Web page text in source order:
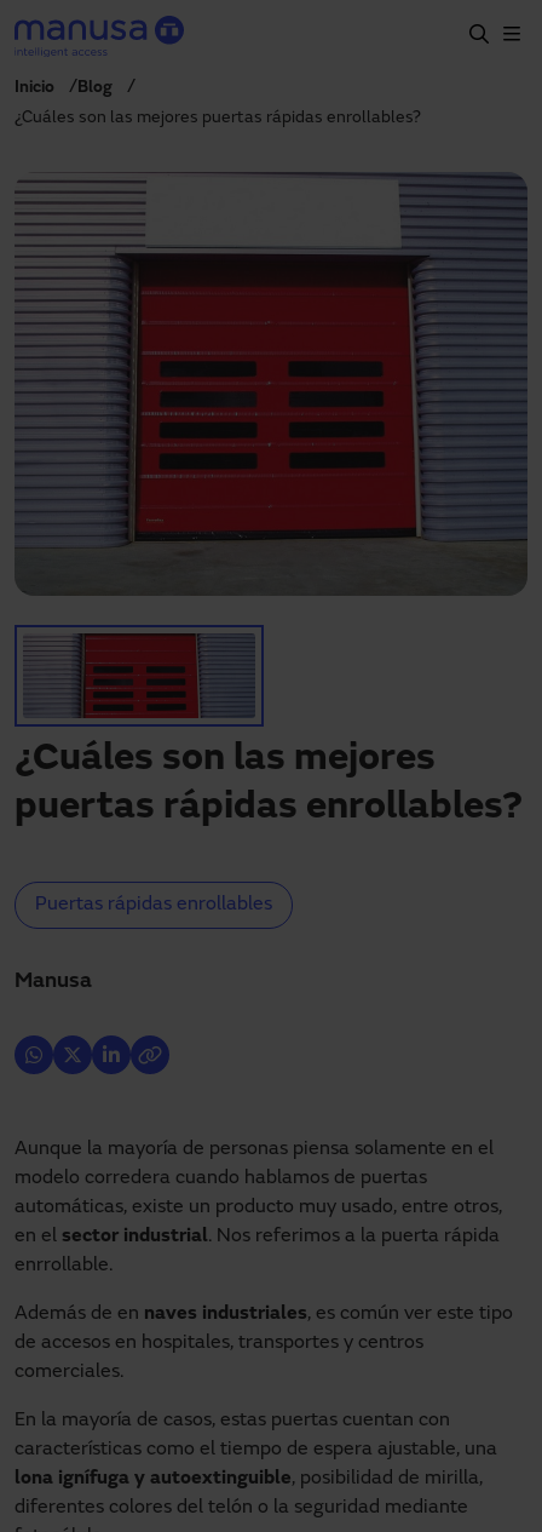
Pasar al contenido principal
Servicios
Prescripción
Proyectos
Blog
Sobre nosotros
ES
900827700
manusa@manusa.com
Contacto
Inicio
Blog
¿Cuáles son las mejores puertas rápidas enrollables?
¿Cuáles son las mejores
puertas rápidas enrollables?
Puertas rápidas enrollables
Manusa
Aunque la mayoría de personas piensa solamente en el
modelo corredera cuando hablamos de puertas
automáticas, existe un producto muy usado, entre otros,
en el sector industrial. Nos referimos a la puerta rápida
enrrollable.
Además de en naves industriales, es común ver este tipo
de accesos en hospitales, transportes y centros
comerciales.
En la mayoría de casos, estas puertas cuentan con
características como el tiempo de espera ajustable, una
lona ignífuga y autoextinguible, posibilidad de mirilla,
diferentes colores del telón o la seguridad mediante